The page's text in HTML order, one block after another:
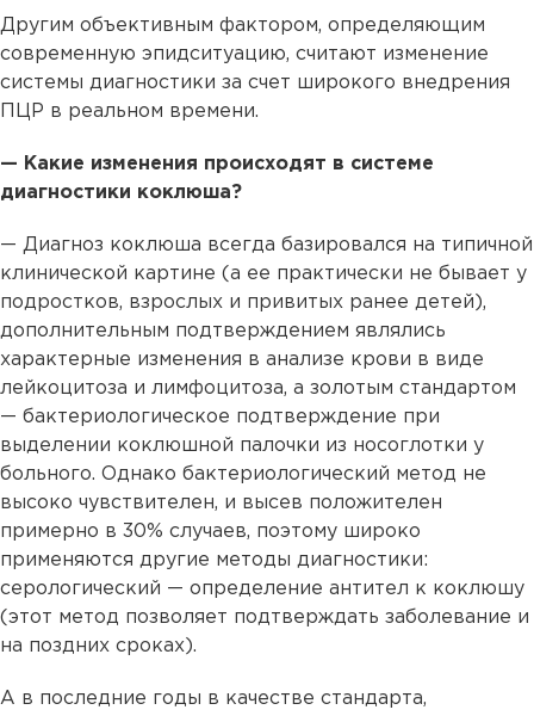
Другим объективным фактором, определяющим
современную эпидситуацию, считают изменение
системы диагностики за счет широкого внедрения
ПЦР в реальном времени.
— Какие изменения происходят в системе
диагностики коклюша?
— Диагноз коклюша всегда базировался на типичной
клинической картине (а ее практически не бывает у
подростков, взрослых и привитых ранее детей),
дополнительным подтверждением являлись
характерные изменения в анализе крови в виде
лейкоцитоза и лимфоцитоза, а золотым стандартом
— бактериологическое подтверждение при
выделении коклюшной палочки из носоглотки у
больного. Однако бактериологический метод не
высоко чувствителен, и высев положителен
примерно в 30% случаев, поэтому широко
применяются другие методы диагностики:
серологический — определение антител к коклюшу
(этот метод позволяет подтверждать заболевание и
на поздних сроках).
А в последние годы в качестве стандарта,